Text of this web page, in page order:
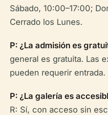
Sábado, 10:00–17:00;
Cerrado los Lunes.
P: ¿La admisión es
general es gratuita. Las
pueden requerir entrada.
P: ¿La galería es
R: Sí, con acceso sin